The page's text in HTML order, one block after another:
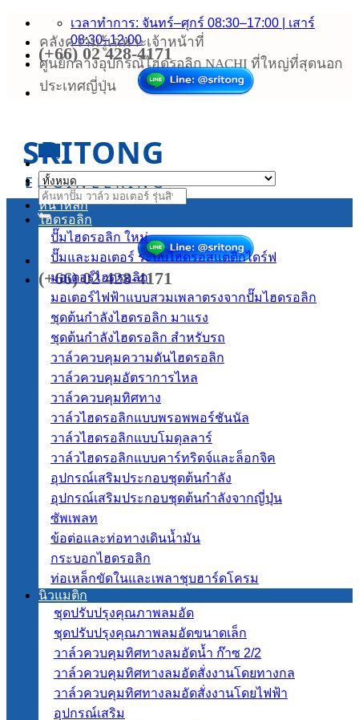
ข้าม
เนื้อหา
เวลาทำการ: จันทร์–ศุกร์ 08:30–17:00 | เสาร์
08:30–12:00
ศูนย์กลางอุปกรณ์ไฮดรอลิก NACHI ที่ใหญ่ที่สุดนอก
ประเทศญี่ปุ่น
คลังความรู้เฉพาะเจ้าหน้าที่
(+66) 02 428-4171
ENGINEERING
SRITONG
ค้นหา:
(+66) 02 428-4171
หน้าหลัก
ไฮดรอลิก
ปั๊มไฮดรอลิก
ปั๊มและมอเตอร์ ระบบไฮดรอสแตติกไดร์ฟ
มอเตอร์ไฮดรอลิก
มอเตอร์ไฟฟ้าแบบสวมเพลาตรงจากปั๊มไฮดรอลิก
ชุดต้นกำลังไฮดรอลิก
ชุดต้นกำลังไฮดรอลิก สำหรับรถ
วาล์วควบคุมความดันไฮดรอลิก
วาล์วควบคุมอัตราการไหล
วาล์วควบคุมทิศทาง
วาล์วไฮดรอลิกแบบพรอพพอร์ชันนัล
วาล์วไฮดรอลิกแบบโมดุลลาร์
วาล์วไฮดรอลิกแบบคาร์ทริดจ์และล็อกจิค
อุปกรณ์เสริมประกอบชุดต้นกำลัง
อุปกรณ์เสริมประกอบชุดต้นกำลังจากญี่ปุ่น
ซัพเพลท
ข้อต่อและท่อทางเดินน้ำมัน
กระบอกไฮดรอลิก
ท่อเหล็กขัดในและเพลาชุบฮาร์ดโครม
นิวแมติก
ชุดปรับปรุงคุณภาพลมอัด
ชุดปรับปรุงคุณภาพลมอัดขนาดเล็ก
วาล์วควบคุมทิศทางลมอัดน้ำ ก๊าซ 2/2
วาล์วควบคุมทิศทางลมอัดสั่งงานโดยทางกล
วาล์วควบคุมทิศทางลมอัดสั่งงานโดยไฟฟ้า
อุปกรณ์เสริม